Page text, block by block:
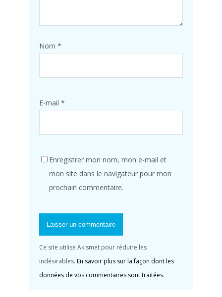
Nom *
E-mail *
Enregistrer mon nom, mon e-mail et
mon site dans le navigateur pour mon
prochain commentaire.
Ce site utilise Akismet pour réduire les
indésirables. En savoir plus sur la façon dont les
données de vos commentaires sont traitées.